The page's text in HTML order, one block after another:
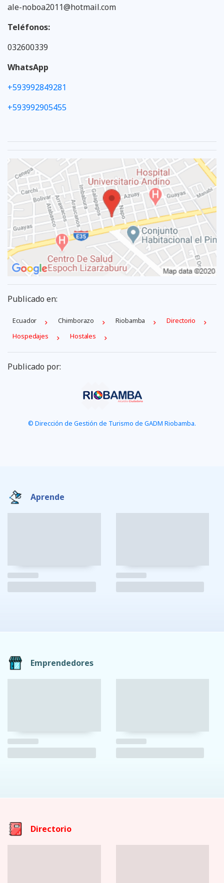
ale-noboa2011@hotmail.com
Teléfonos:
032600339
WhatsApp
+593992849281
+593992905455
Publicado en:
Ecuador Chimborazo Riobamba
Directorio
Hospedajes
Hostales
Publicado por:
© Dirección de Gestión de Turismo de GADM Riobamba.
Aprende
Emprendedores
Directorio